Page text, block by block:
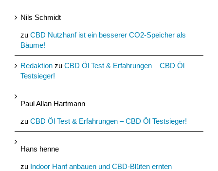
Nils Schmidt
zu CBD Nutzhanf ist ein besserer CO2-Speicher als
Bäume!
Redaktion zu CBD Öl Test & Erfahrungen – CBD Öl
Testsieger!
Paul Allan Hartmann
zu CBD Öl Test & Erfahrungen – CBD Öl Testsieger!
Hans henne
zu Indoor Hanf anbauen und CBD-Blüten ernten